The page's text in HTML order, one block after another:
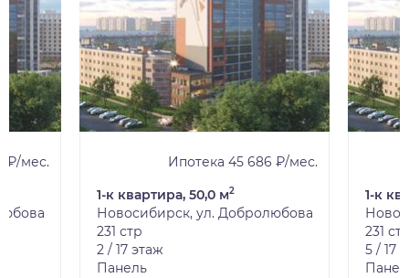
₽/мес.
Ипотека 45 686 ₽/мес.
1-к квартира, 50,0 м2
Новосибирск, ул. Добролюбова
231 стр
2 / 17 этаж
Панель
1-к
231
5 / 17